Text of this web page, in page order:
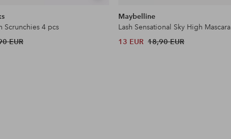
Scrunchies 4 pcs
EUR
Maybelline
Lash Sensational Sky High Mascara
13 EUR 18,90 EUR